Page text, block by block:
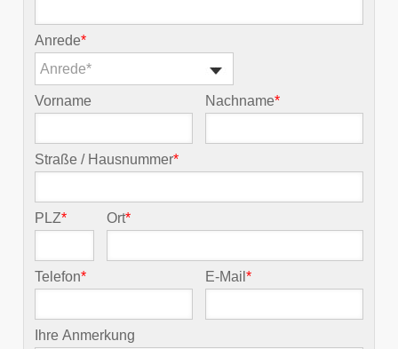
Anrede*
Anrede*
Vorname Nachname*
Straße / Hausnummer*
PLZ* Ort*
Telefon* E-Mail*
Ihre Anmerkung